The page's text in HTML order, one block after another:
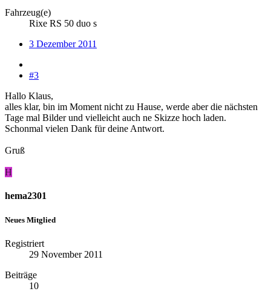
Fahrzeug(e)
Rixe RS 50 duo s
3 Dezember 2011
#3
Hallo Klaus,
alles klar, bin im Moment nicht zu Hause, werde aber die nächsten
Tage mal Bilder und vielleicht auch ne Skizze hoch laden.
Schonmal vielen Dank für deine Antwort.
Gruß
H
hema2301
Neues Mitglied
Registriert
29 November 2011
Beiträge
10